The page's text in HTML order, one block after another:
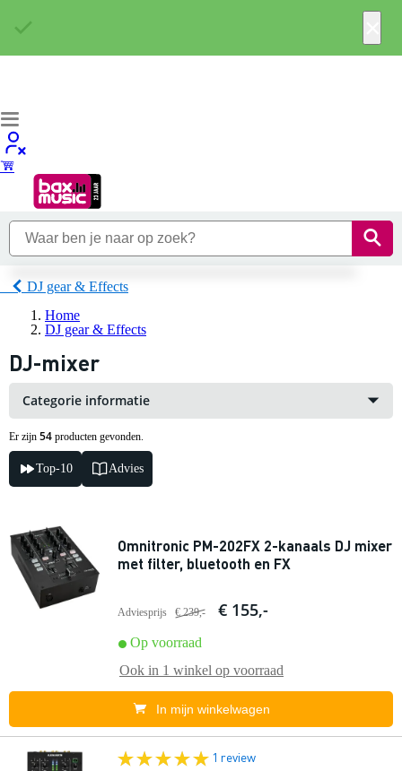
DJ gear & Effects
Home
DJ gear & Effects
DJ-mixer
Categorie informatie
Er zijn 54 producten gevonden.
Top-10 Advies
Omnitronic PM-202FX 2-kanaals DJ mixer
met filter, bluetooth en FX
Adviesprijs € 239,- € 155,-
Op voorraad
Ook in 1 winkel op voorraad
In mijn winkelwagen
1 review